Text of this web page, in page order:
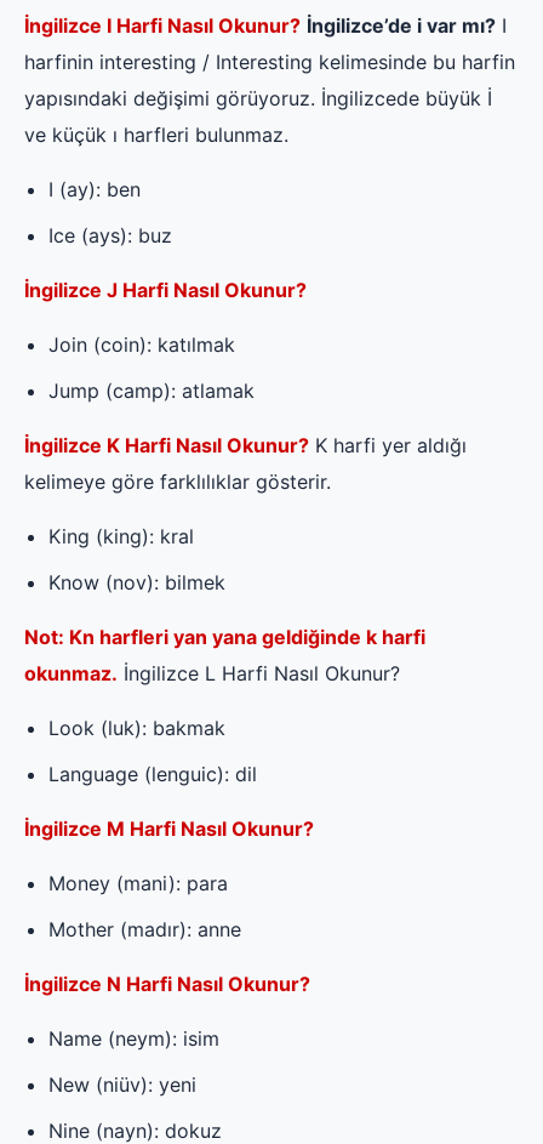
İngilizce I Harfi Nasıl Okunur? İngilizce’de i var mı? I
harfinin interesting / Interesting kelimesinde bu harfin
yapısındaki değişimi görüyoruz. İngilizcede büyük İ
ve küçük ı harfleri bulunmaz.
I (ay): ben
Ice (ays): buz
İngilizce J Harfi Nasıl Okunur?
Join (coin): katılmak
Jump (camp): atlamak
İngilizce K Harfi Nasıl Okunur? K harfi yer aldığı
kelimeye göre farklılıklar gösterir.
King (king): kral
Know (nov): bilmek
Not: Kn harfleri yan yana geldiğinde k harfi
okunmaz. İngilizce L Harfi Nasıl Okunur?
Look (luk): bakmak
Language (lenguic): dil
İngilizce M Harfi Nasıl Okunur?
Money (mani): para
Mother (madır): anne
İngilizce N Harfi Nasıl Okunur?
Name (neym): isim
New (niüv): yeni
Nine (nayn): dokuz